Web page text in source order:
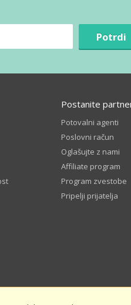
Potrdi
Postanite
Potovalni agenti
Poslovni račun
Oglašujte z nami
Affiliate program
Program zvestobe
Pripelji prijatelja